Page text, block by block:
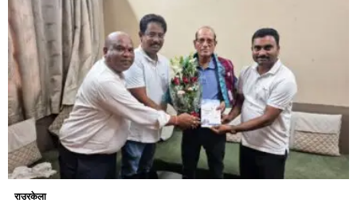
राउरकेला